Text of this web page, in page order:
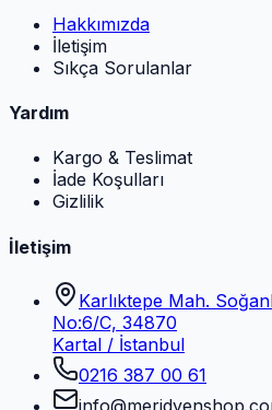
Hakkımızda
İletişim
Sıkça Sorulanlar
Yardım
Kargo & Teslimat
İade Koşulları
Gizlilik
İletişim
Karlıktepe Mah.
No:6/C, 34870
Kartal / İstanbul
0216 387 00 61